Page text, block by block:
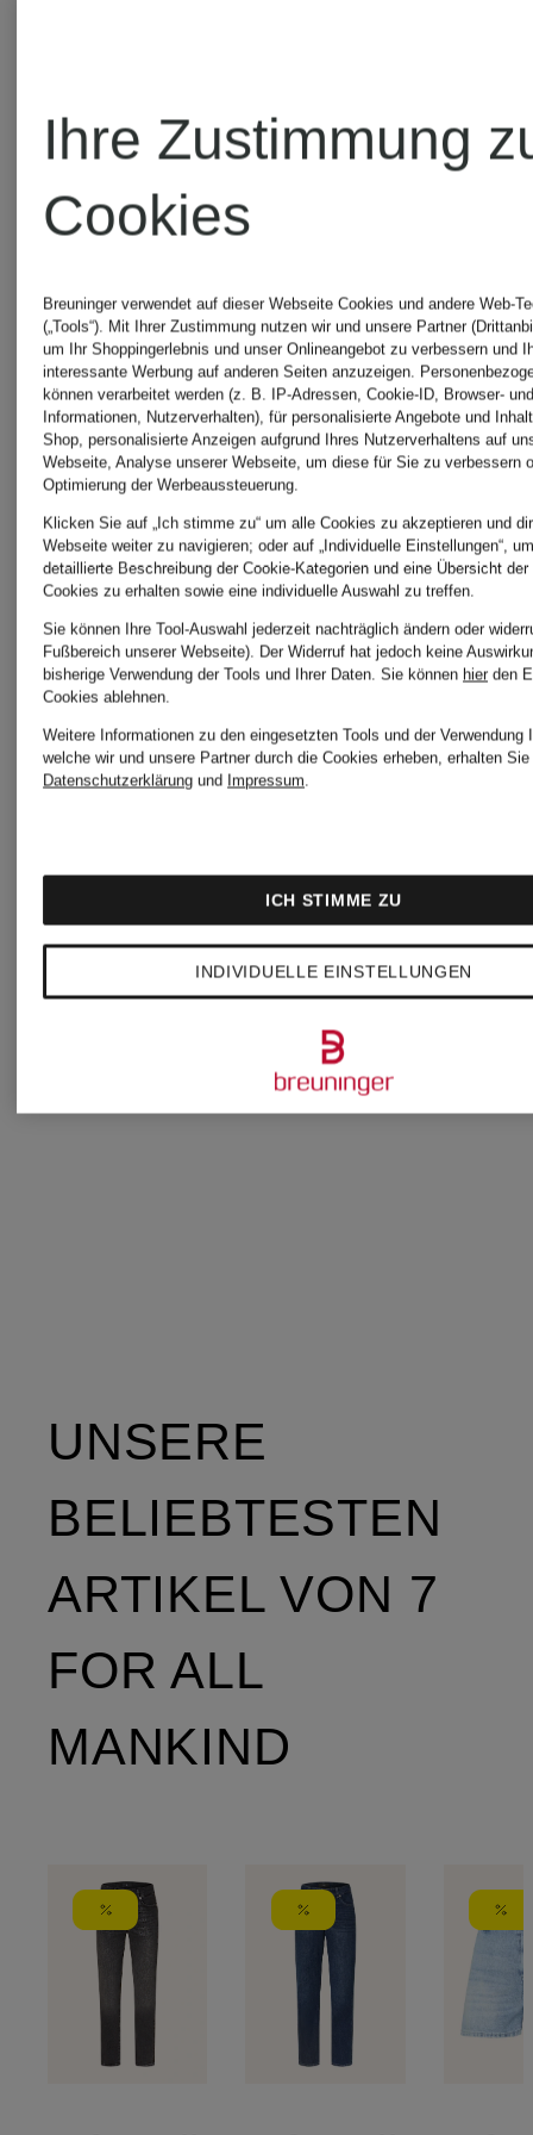
7 for all
mankind
Jeans-
HILO
CHF 199
7 for all
mankind
Regular
FitCHF
CHF 279
UNSERE
BELIEBTESTEN
ARTIKEL VON 7
FOR ALL
MANKIND
Ihre Zustimmung
Cookies
Breuninger verwendet auf dieser Webseite Cookies und andere Web-
(„Tools“). Mit Ihrer Zustimmung nutzen wir und unsere Partner
um Ihr Shoppingerlebnis und unser Onlineangebot zu verbessern und
interessante Werbung auf anderen Seiten anzuzeigen.
können verarbeitet werden (z. B. IP-Adressen, Cookie-ID, Browser-
Informationen, Nutzerverhalten), für personalisierte Angebote und
Shop, personalisierte Anzeigen aufgrund Ihres Nutzerverhaltens auf
Webseite, Analyse unserer Webseite, um diese für Sie zu verbessern
Optimierung der Werbeaussteuerung.
Klicken Sie auf „Ich stimme zu“ um alle Cookies zu akzeptieren und
Webseite weiter zu navigieren; oder auf „Individuelle Einstellungen“,
detaillierte Beschreibung der Cookie-Kategorien und eine Übersicht
Cookies zu erhalten sowie eine individuelle Auswahl zu treffen.
Sie können Ihre Tool-Auswahl jederzeit nachträglich ändern oder
Fußbereich unserer Webseite). Der Widerruf hat jedoch keine
bisherige Verwendung der Tools und Ihrer Daten. Sie können hier den
Cookies ablehnen.
Weitere Informationen zu den eingesetzten Tools und der Verwendung
welche wir und unsere Partner durch die Cookies erheben, erhalten
Datenschutzerklärung und Impressum.
INDIVIDUELLE EINSTELLUNGEN
ICH STIMME ZU